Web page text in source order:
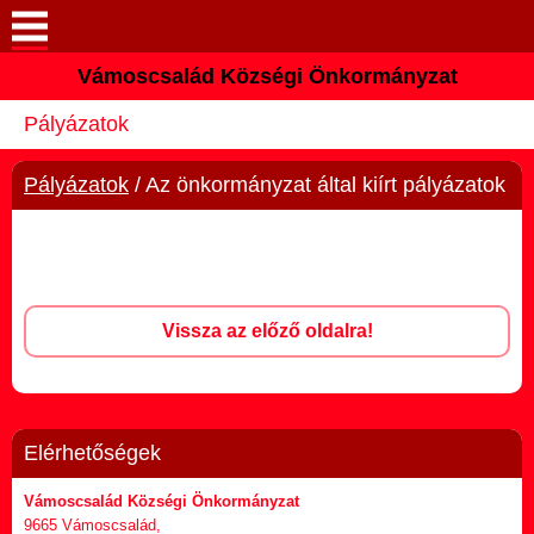
Köszöntő
Elérhetőségek
Önkormányzat
Közös Önkormányzati
Választási információk
Vámoscsalád Községi Önkormányzat
Pályázatok
Pályázatok / Az önkormányzat által kiírt pályázatok
Vissza az előző oldalra!
Elérhetőségek
Vámoscsalád Községi Önkormányzat
9665 Vámoscsalád,